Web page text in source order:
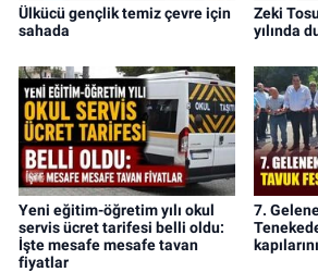
Ülkücü gençlik temiz çevre için
sahada
Zeki
yılında
Yeni eğitim-öğretim yılı okul
servis ücret tarifesi belli oldu:
İşte mesafe mesafe tavan
fiyatlar
7.